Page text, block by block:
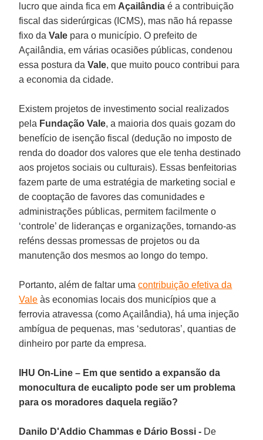
lucro que ainda fica em Açailândiaé a contribuição
fiscal das siderúrgicas (ICMS), mas não há repasse
fixo daVale para o município. O prefeito de
Açailândia, em várias ocasiões públicas, condenou
essa postura daVale, que muito pouco contribui para
a economia da cidade.
Existem projetos de investimento social realizados
pela Fundação Vale, a maioria dos quais gozam do
benefício de isenção fiscal (dedução no imposto de
renda do doador dos valores que ele tenha destinado
aos projetos sociais ou culturais). Essas benfeitorias
fazem parte de uma estratégia de marketing social e
de cooptação de favores das comunidades e
administrações públicas, permitem facilmente o
‘controle’ de lideranças e organizações, tornando-as
reféns dessas promessas de projetos ou da
manutenção dos mesmos ao longo do tempo.
Portanto, além de faltar umacontribuição efetiva da
Vale às economias locais dos municípios que a
ferrovia atravessa (como Açailândia), há uma injeção
ambígua de pequenas, mas ‘sedutoras’, quantias de
dinheiro por parte da empresa.
IHU On-Line – Em que sentido a expansão da
monocultura de eucalipto pode ser um problema
para os moradores daquela região?
Danilo D'Addio Chammas e Dário Bossi - De